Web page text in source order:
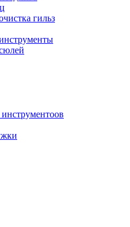
гильз